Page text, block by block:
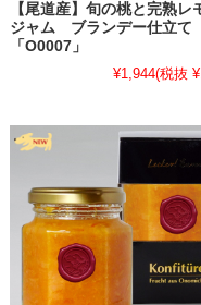
たします！
柑橘やレモンが収穫できる
で、どうぞよろしくお願い
ら
▶▶▶尾道産の完熟レモン
▶▶▶尾道産の八朔（はっ
▶▶▶尾道産のキウイジャ
2026.1.28
・ 【レモンジャム 近日販
【尾道産】旬の桃と完熟レ
ジャム ブランデー仕立て
「O0007」
¥1,944(税抜